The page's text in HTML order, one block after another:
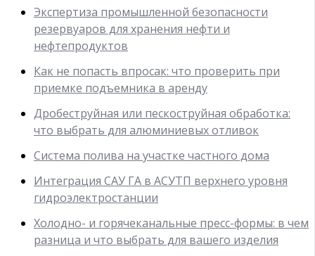
Экспертиза промышленной безопасности
резервуаров для хранения нефти и
нефтепродуктов
Как не попасть впросак: что проверить при
приемке подъемника в аренду
Дробеструйная или пескоструйная обработка:
что выбрать для алюминиевых отливок
Система полива на участке частного дома
Интеграция САУ ГА в АСУТП верхнего уровня
гидроэлектростанции
Холодно- и горячеканальные пресс-формы: в чем
разница и что выбрать для вашего изделия